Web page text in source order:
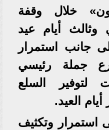
خلال وقفة
وثالث أيام عيد
جانب استمرار
بعدد 2 فرع جملة رئيسي
لتوفير السلع
العيد.
استمرار وتكثيف